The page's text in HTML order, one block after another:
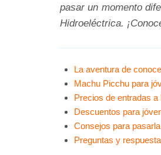
pasar un momento
Hidroeléctrica.
La aventura de
Machu Picchu para
Precios de entradas
Descuentos para
Consejos para
Preguntas y